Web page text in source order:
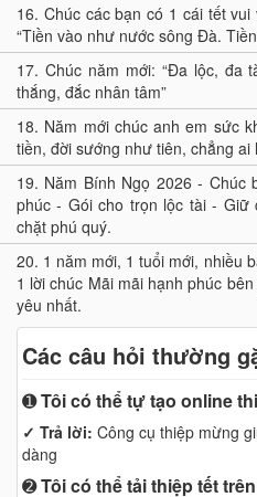
16. Chúc các bạn có 1 cái tết
“Tiền vào như nước sông Đà.
17. Chúc năm mới: “Đa lộc, đa
thắng, đắc nhân tâm”
18. Năm mới chúc anh em sức
tiền, đời sướng như tiên, chẳng ai
19. Năm Bính Ngọ 2026 - Chúc
phúc - Gói cho trọn lộc tài - Giữ
chặt phú quý.
20. 1 năm mới, 1 tuổi mới, nhiều
1 lời chúc Mãi mãi hạnh phúc
yêu nhất.
Các câu hỏi thường
➊Tôi có thể tự tạo online
✓ Trả lời: Công cụ thiệp mừng
dàng
➋Tôi có thể tải thiệp tết